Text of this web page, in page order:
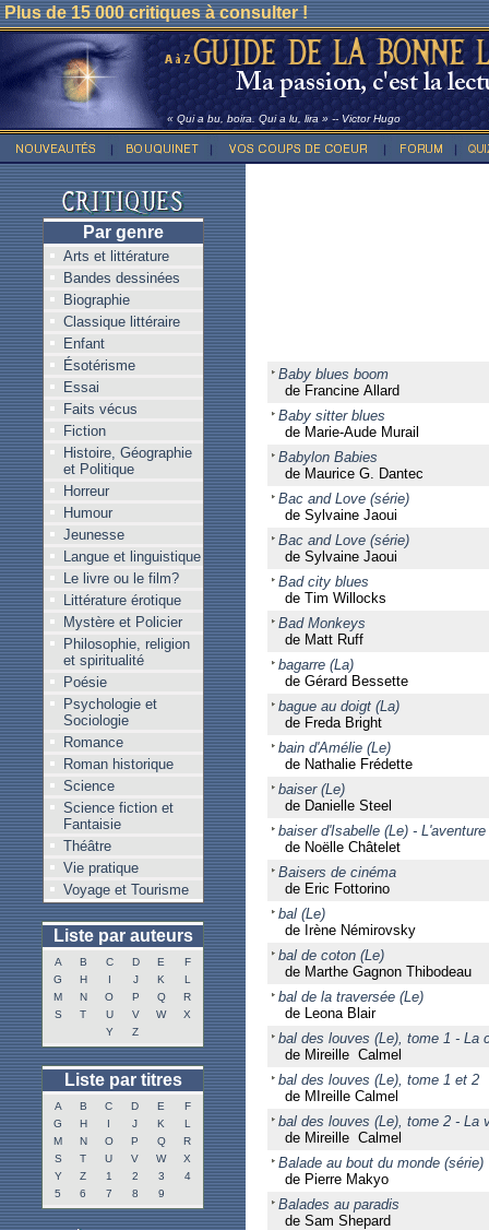
Plus de 15 000 critiques à consulter !
« Qui a bu, boira. Qui a lu, lira » -- Victor Hugo
Par genre
Arts et littérature
Bandes dessinées
Biographie
Classique littéraire
Enfant
Ésotérisme
Essai
Faits vécus
Fiction
Histoire, Géographie
et Politique
Horreur
Humour
Jeunesse
Langue et linguistique
Le livre ou le film?
Littérature érotique
Mystère et Policier
Philosophie, religion
et spiritualité
Poésie
Psychologie et
Sociologie
Romance
Roman historique
Science
Science fiction et
Fantaisie
Théâtre
Vie pratique
Voyage et Tourisme
Liste par auteurs
A B C D E
F
G
H I J K
L
M
N O P Q
R
S
T U V W
X
Y
Z
Liste par titres
A B C D E
F
G
H I J K
L
M
N O P Q
R
S
T U V W
X
Y
Z 1 2 3
4
5
6 7 8 9
Baby blues boom
de Francine Allard
Baby sitter blues
de Marie-Aude Murail
Babylon Babies
de Maurice G. Dantec
Bac and Love (série)
de Sylvaine Jaoui
Bac and Love (série)
de Sylvaine Jaoui
Bad city blues
de Tim Willocks
Bad Monkeys
de Matt Ruff
bagarre (La)
de Gérard Bessette
bague au doigt (La)
de Freda Bright
bain d'Amélie (Le)
de Nathalie Frédette
baiser (Le)
de Danielle Steel
baiser d'Isabelle (Le) -
de Noëlle Châtelet
Baisers de cinéma
de Eric Fottorino
bal (Le)
de Irène Némirovsky
bal de coton (Le)
de Marthe Gagnon Thibodeau
bal de la traversée (Le)
de Leona Blair
bal des louves (Le), tome 1 - La
de Mireille Calmel
bal des louves (Le), tome 1 et 2
de MIreille Calmel
bal des louves (Le), tome 2 - La
de Mireille Calmel
Balade au bout du monde (série)
de Pierre Makyo
Balades au paradis
de Sam Shepard